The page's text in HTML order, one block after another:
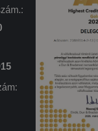
van), hogy
releváns hirdetések
szolgál